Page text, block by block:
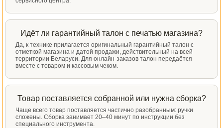
Идёт ли гарантийный талон с печатью магазина?
Да, к технике прилагается оригинальный гарантийный талон с
отметкой магазина и датой продажи, действительный на всей
территории Беларуси. Для онлайн-заказов талон передаётся
вместе с товаром и кассовым чеком.
Товар поставляется собранной или нужна сборка?
Чаще всего товар поставляется частично разобранным: ручки
сложены. Сборка занимает 20–40 минут по инструкции без
специального инструмента.